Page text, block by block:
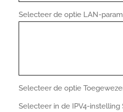
Selecteer de optie LAN-
Selecteer de optie
Selecteer in de IPV4-instelling